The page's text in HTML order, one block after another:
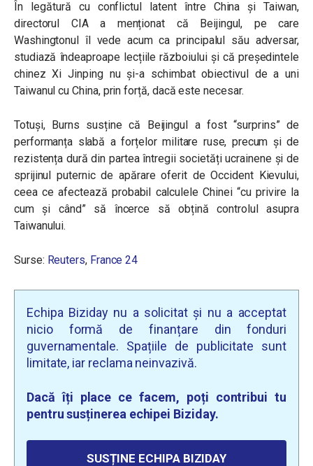
În legătură cu conflictul latent între China și Taiwan,
directorul CIA a menționat că Beijingul, pe care
Washingtonul îl vede acum ca principalul său adversar,
studiază îndeaproape lecțiile războiului și că președintele
chinez Xi Jinping nu și-a schimbat obiectivul de a uni
Taiwanul cu China, prin forță, dacă este necesar.
Totuși, Burns susține că Beijingul a fost “surprins” de
performanța slabă a forțelor militare ruse, precum și de
rezistența dură din partea întregii societăți ucrainene și de
sprijinul puternic de apărare oferit de Occident Kievului,
ceea ce afectează probabil calculele Chinei “cu privire la
cum și când” să încerce să obțină controlul asupra
Taiwanului.
Surse: Reuters, France 24
Echipa Biziday nu a solicitat și nu a acceptat
nicio formă de finanțare din fonduri
guvernamentale. Spațiile de publicitate sunt
limitate, iar reclama neinvazivă.
Dacă îți place ce facem, poți contribui tu
pentru susținerea echipei Biziday.
SUSȚINE ECHIPA BIZIDAY